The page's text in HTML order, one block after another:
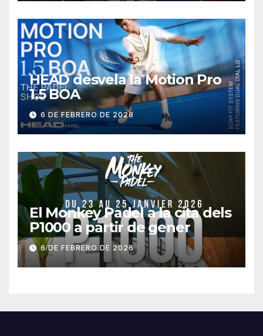
HEAD desvela la Motion Pro
1.5 BOA
6 DE FEBRERO DE 2026
El Monkey Padel a la cita dels
P1000 a partir de gener
6 DE FEBRERO DE 2026